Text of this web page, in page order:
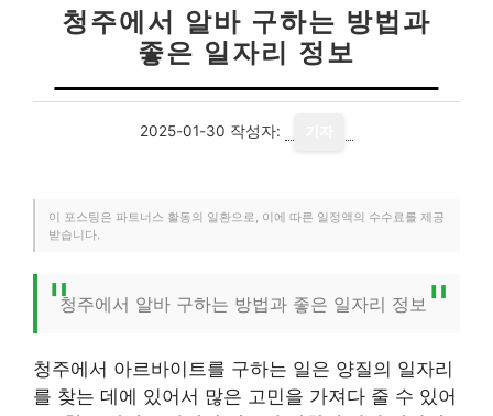
청주에서 알바 구하는 방법과
좋은 일자리 정보
2025-01-30 작성자:
이 포스팅은 파트너스 활동의 일환으로, 이에 따른 일정액의 수수료를 제공
받습니다.
청주에서 알바 구하는 방법과 좋은 일자리 정보
청주에서 아르바이트를 구하는 일은 양질의 일자리
를 찾는 데에 있어서 많은 고민을 가져다 줄 수 있어